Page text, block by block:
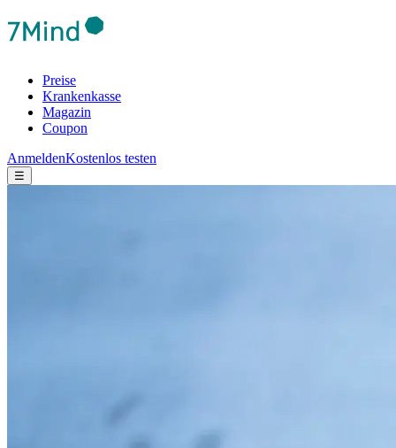
Preise
Krankenkasse
Magazin
Coupon
AnmeldenKostenlos testen
☰